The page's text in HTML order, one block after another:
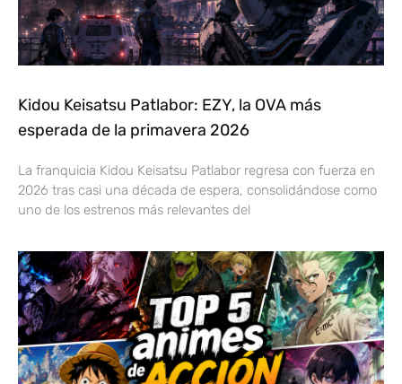
Kidou Keisatsu Patlabor: EZY, la OVA más
esperada de la primavera 2026
La franquicia Kidou Keisatsu Patlabor regresa con fuerza en
2026 tras casi una década de espera, consolidándose como
uno de los estrenos más relevantes del